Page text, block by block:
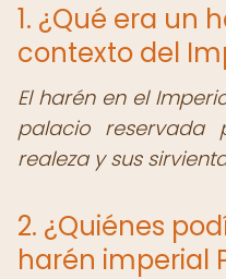
1. ¿Qué era un
contexto del
El harén en el
palacio
realeza y sus
2. ¿Quiénes
harén imperial